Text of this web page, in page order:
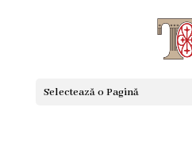
Selectează o Pagină